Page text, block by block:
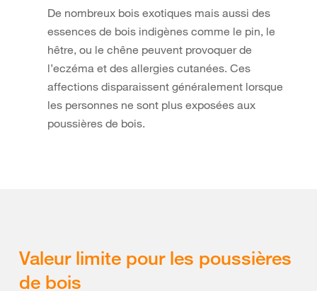
De nombreux bois exotiques mais aussi des
essences de bois indigènes comme le pin, le
hêtre, ou le chêne peuvent provoquer de
l’eczéma et des allergies cutanées. Ces
affections disparaissent généralement lorsque
les personnes ne sont plus exposées aux
poussières de bois.
Valeur limite pour les poussières
de bois